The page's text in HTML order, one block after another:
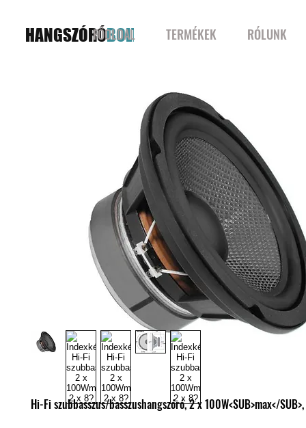
HANGSZÓRÓBOLT
FŐOLDAL TERMÉKEK RÓLUNK
Hi-Fi szubbasszus/basszushangszóró, 2 x 100W<SUB>max</